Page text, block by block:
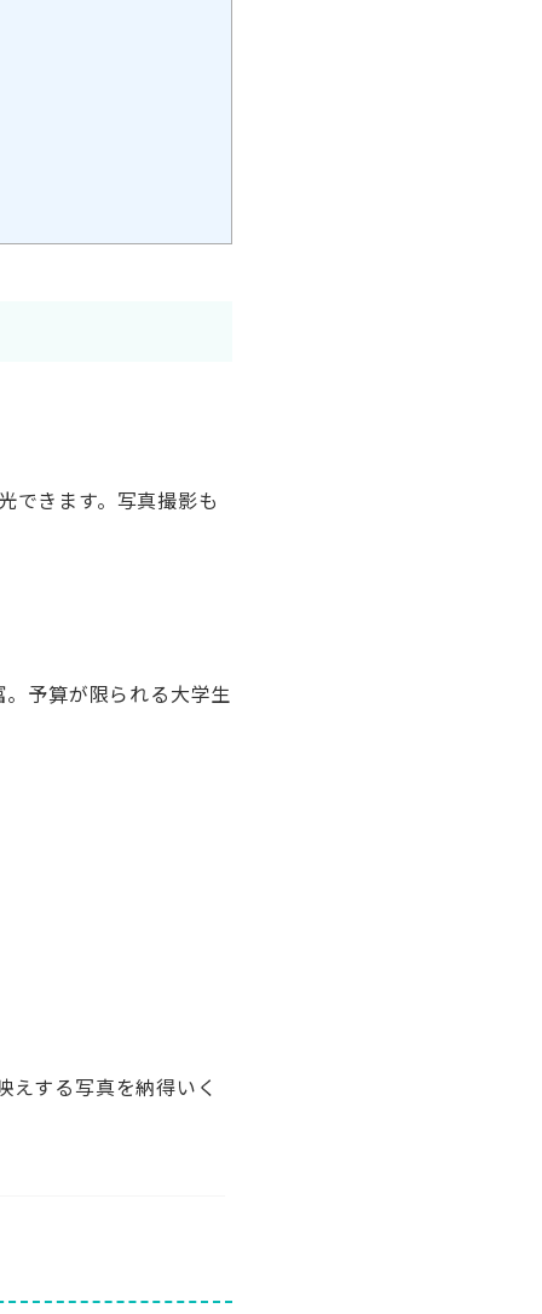
できます。写真撮影も
予算が限られる大学生
えする写真を納得いく